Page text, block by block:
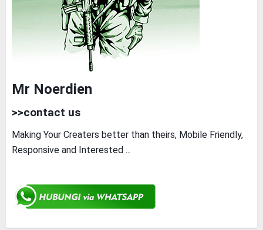
Mr Noerdien
>>contact us
Making Your Creaters better than theirs, Mobile Friendly,
Responsive and Interested ...